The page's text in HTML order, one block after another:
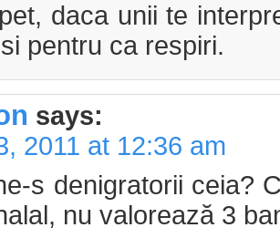
daca unii te
pentru ca respiri.
says:
2011 at 12:36 am
s denigratorii ceia?
nu valorează 3